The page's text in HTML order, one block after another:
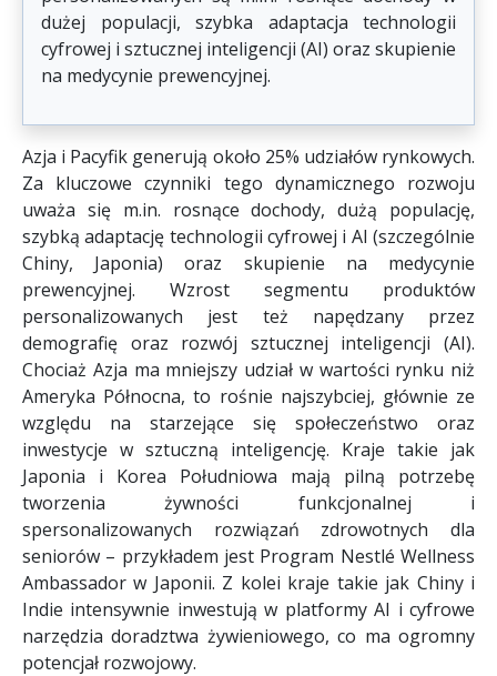
dużej populacji, szybka adaptacja technologii
cyfrowej i sztucznej inteligencji (AI) oraz skupienie
na medycynie prewencyjnej.
Azja i Pacyfik generują około 25% udziałów rynkowych.
Za kluczowe czynniki tego dynamicznego rozwoju
uważa się m.in. rosnące dochody, dużą populację,
szybką adaptację technologii cyfrowej i AI (szczególnie
Chiny, Japonia) oraz skupienie na medycynie
prewencyjnej. Wzrost segmentu produktów
personalizowanych jest też napędzany przez
demografię oraz rozwój sztucznej inteligencji (AI).
Chociaż Azja ma mniejszy udział w wartości rynku niż
Ameryka Północna, to rośnie najszybciej, głównie ze
względu na starzejące się społeczeństwo oraz
inwestycje w sztuczną inteligencję. Kraje takie jak
Japonia i Korea Południowa mają pilną potrzebę
tworzenia żywności funkcjonalnej i
spersonalizowanych rozwiązań zdrowotnych dla
seniorów – przykładem jest Program Nestlé Wellness
Ambassador w Japonii. Z kolei kraje takie jak Chiny i
Indie intensywnie inwestują w platformy AI i cyfrowe
narzędzia doradztwa żywieniowego, co ma ogromny
potencjał rozwojowy.